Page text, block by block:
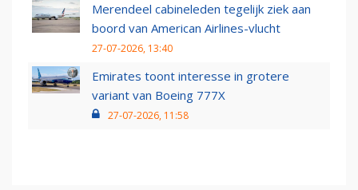
Merendeel cabineleden tegelijk ziek aan
boord van American Airlines-vlucht
27-07-2026, 13:40
Emirates toont interesse in grotere
variant van Boeing 777X
27-07-2026, 11:58